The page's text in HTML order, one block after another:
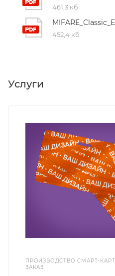
461,3 кб
452,4 кб
Услуги
ПРОИЗВОДСТВО СМАРТ-
ЗАКАЗ